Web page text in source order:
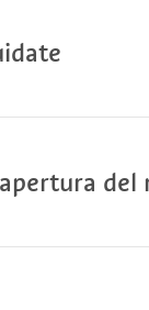
del